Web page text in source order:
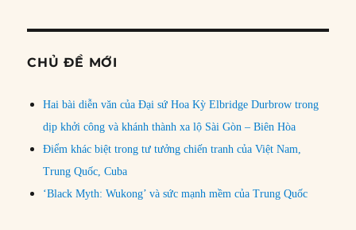
CHỦ ĐỀ MỚI
Hai bài diễn văn của Đại sứ Hoa Kỳ Elbridge Durbrow trong
dịp khởi công và khánh thành xa lộ Sài Gòn – Biên Hòa
Điểm khác biệt trong tư tưởng chiến tranh của Việt Nam,
Trung Quốc, Cuba
‘Black Myth: Wukong’ và sức mạnh mềm của Trung Quốc